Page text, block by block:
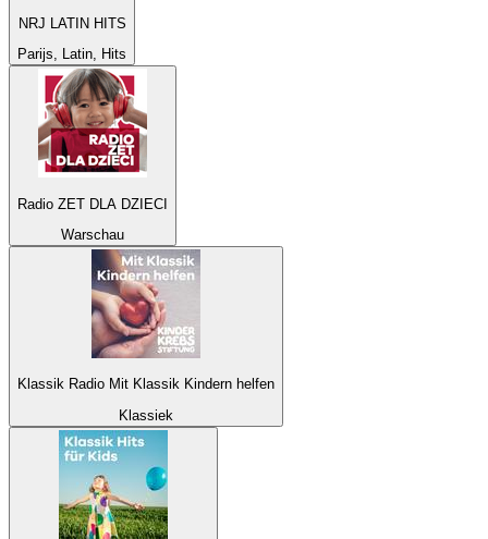
NRJ LATIN HITS
Parijs, Latin, Hits
Radio ZET DLA DZIECI
Warschau
Klassik Radio Mit Klassik Kindern helfen
Klassiek